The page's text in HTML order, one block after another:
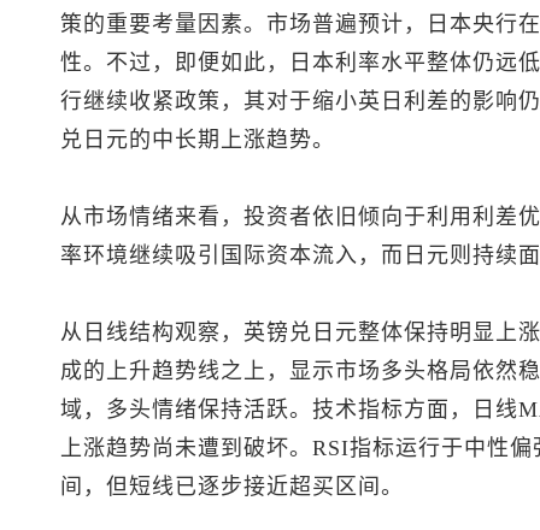
策的重要考量因素。市场普遍预计，日本央行
性。不过，即便如此，日本利率水平整体仍远
行继续收紧政策，其对于缩小英日利差的影响
兑日元的中长期上涨趋势。
从市场情绪来看，投资者依旧倾向于利用利差
率环境继续吸引国际资本流入，而日元则持续
从日线结构观察， 英镑兑日元整体保持明显上
成的上升趋势线之上，显示市场多头格局依然
域，多头情绪保持活跃。技术指标方面，日线
上涨趋势尚未遭到破坏。RSI指标运行于中性
间，但短线已逐步接近超买区间。